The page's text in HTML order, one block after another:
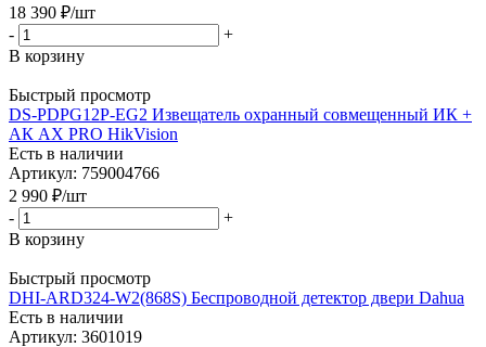
18 390 ₽/шт
-
+
В корзину
Быстрый просмотр
DS-PDPG12P-EG2 Извещатель охранный совмещенный ИК +
АК AX PRO HikVision
Есть в наличии
Артикул: 759004766
2 990 ₽/шт
-
+
В корзину
Быстрый просмотр
DHI-ARD324-W2(868S) Беспроводной детектор двери Dahua
Есть в наличии
Артикул: 3601019